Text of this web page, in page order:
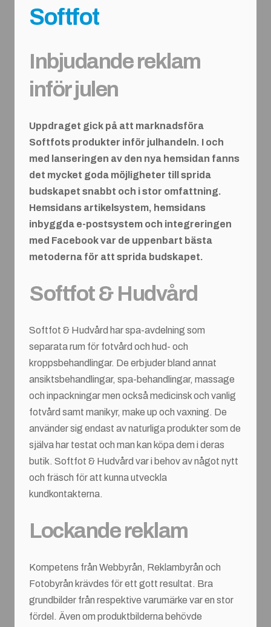
Softfot
Inbjudande reklam
inför julen
Uppdraget gick på att marknadsföra
Softfots produkter inför julhandeln. I och
med lanseringen av den nya hemsidan fanns
det mycket goda möjligheter till sprida
budskapet snabbt och i stor omfattning.
Hemsidans artikelsystem, hemsidans
inbyggda e-postsystem och integreringen
med Facebook var de uppenbart bästa
metoderna för att sprida budskapet.
Softfot & Hudvård
Softfot & Hudvård har spa-avdelning som
separata rum för fotvård och hud- och
kroppsbehandlingar. De erbjuder bland annat
ansiktsbehandlingar, spa-behandlingar, massage
och inpackningar men också medicinsk och vanlig
fotvård samt manikyr, make up och vaxning. De
använder sig endast av naturliga produkter som de
själva har testat och man kan köpa dem i deras
butik. Softfot & Hudvård var i behov av något nytt
och fräsch för att kunna utveckla
kundkontakterna.
Lockande reklam
Kompetens från Webbyrån, Reklambyrån och
Fotobyrån krävdes för ett gott resultat. Bra
grundbilder från respektive varumärke var en stor
fördel. Även om produktbilderna behövde